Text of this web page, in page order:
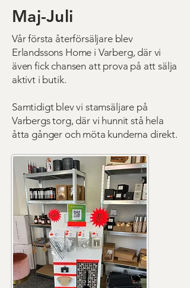
Maj-Juli
Vår första återförsäljare blev
Erlandssons Home i Varberg, där vi
även fick chansen att prova på att sälja
aktivt i butik.
Samtidigt blev vi stamsäljare på
Varbergs torg, där vi hunnit stå hela
åtta gånger och möta kunderna direkt.